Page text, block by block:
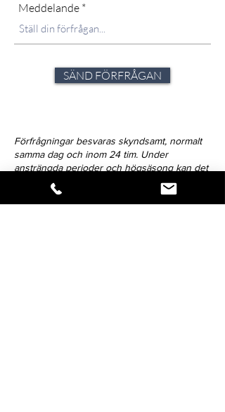
Meddelande
SÄND FÖRFRÅGAN
Förfrågningar besvaras skyndsamt, normalt
samma dag och inom 24 tim. Under
ansträngda perioder och högsäsong kan det
dock variera. Strävan är alltid att avlämna svar
inom 72-timmar.